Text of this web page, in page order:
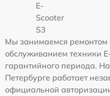
E-
Scooter
S3
Мы занимаемся ремонтом
обслуживанием техники
гарантийного периода.
Петербурге работает
официальной